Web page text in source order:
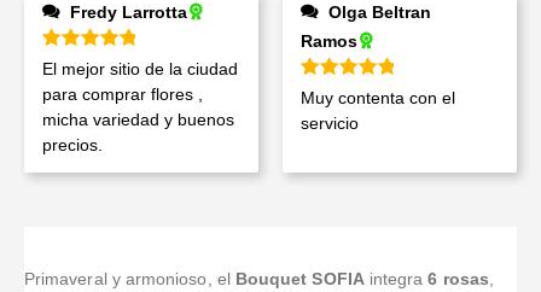
Fredy Larrotta
Valorado en 5 de 5
El mejor sitio de la ciudad
para comprar flores ,
micha variedad y buenos
precios.
Ramos
Valorado en de 5
Muy contenta con el
servicio
Primaveral y armonioso, el Bouquet SOFIAintegra6 rosas